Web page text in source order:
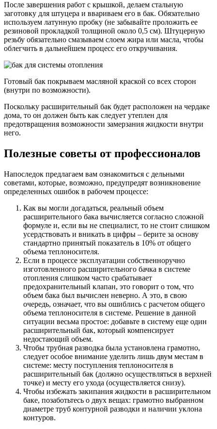
После завершения работ с крышкой, делаем стальную
заготовку для штуцера и ввариваем его в бак. Обязательно
используем латунную пробку (не забывайте проложить ее
резиновой прокладкой толщиной около 0,5 см). Штуцерную
резьбу обязательно смазываем слоем жира или масла, чтобы
облегчить в дальнейшем процесс его откручивания.
Готовый бак покрываем масляной краской со всех сторон
(внутри по возможности).
Поскольку расширительный бак будет расположен на чердаке
дома, то он должен быть как следует утеплен для
предотвращения возможности замерзания жидкости внутри
него.
Полезные советы от профессионалов
Напоследок предлагаем вам ознакомиться с дельными
советами, которые, возможно, предупредят возникновение
определенных ошибок в рабочем процессе:
Как вы могли догадаться, реальный объем
расширительного бака вычисляется согласно сложной
формуле и, если вы не специалист, то не стоит слишком
усердствовать и вникать в цифры – берите за основу
стандартно принятый показатель в 10% от общего
объема теплоносителя.
Если в процессе эксплуатации собственноручно
изготовленного расширительного бачка в системе
отопления слишком часто срабатывает
предохранительный клапан, это говорит о том, что
объем бака был вычислен неверно. А это, в свою
очередь, означает, что вы ошиблись с расчетом общего
объема теплоносителя в системе. Решение в данной
ситуации весьма простое: добавьте в систему еще один
расширительный бак, который компенсирует
недостающий объем.
Чтобы трубная разводка была установлена грамотно,
следует особое внимание уделить лишь двум местам в
системе: месту поступления теплоносителя в
расширительный бак (должно осуществляться в верхней
точке) и месту его ухода (осуществляется снизу).
Чтобы избежать закипания жидкости в расширительном
баке, позаботьтесь о двух вещах: грамотно выбранном
диаметре труб контурной разводки и наличии уклона
контуров.